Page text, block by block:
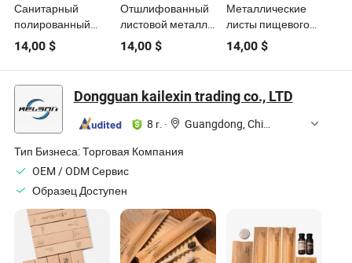
Санитарный
полированный
листовой металл,
металлические
изделия и изделия
по
индивидуальному
заказу, металл
пищевого
качества для
медицинского и
оборудования
14,00 $
Отшлифованный
листовой металл,
листовая
металлообработка,
оптовая листовая
металлообработка,
санитарные
нержавеющие
оболочки
14,00$
Металлические
листы пищевого
качества,
полированные,
оборудование для
санитарные
нержавеющие
оболочки для
14,00$
Dongguan kailexin trading co., LTD
8 г. ·
Guangdong, China
Тип Бизнеса:Торговая Компания
OEM / ODM Cервис
Образец Доступен